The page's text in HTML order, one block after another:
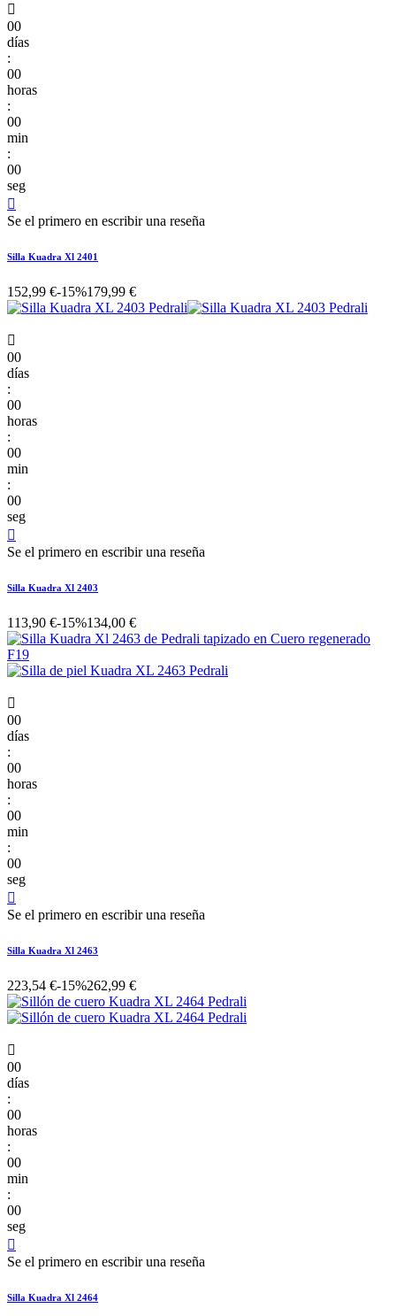

00
días
:
00
horas
:
00
min
:
00
seg

Se el primero en escribir una reseña
Silla Kuadra Xl 2401
152,99 €-15%179,99 €

00
días
:
00
horas
:
00
min
:
00
seg

Se el primero en escribir una reseña
Silla Kuadra Xl 2403
113,90 €-15%134,00 €

00
días
:
00
horas
:
00
min
:
00
seg

Se el primero en escribir una reseña
Silla Kuadra Xl 2463
223,54 €-15%262,99 €

00
días
:
00
horas
:
00
min
:
00
seg

Se el primero en escribir una reseña
Silla Kuadra Xl 2464